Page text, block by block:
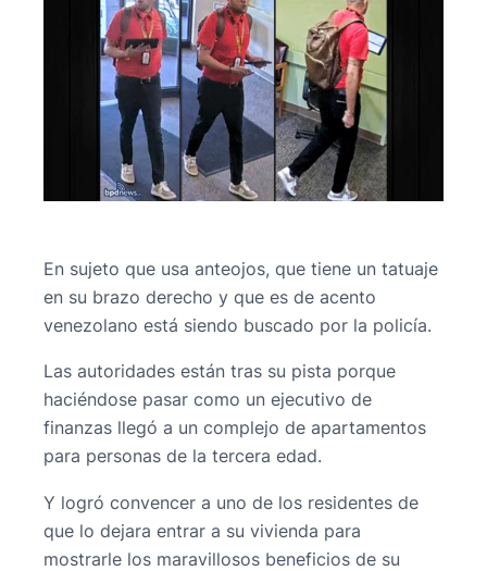
En sujeto que usa anteojos, que tiene un tatuaje
en su brazo derecho y que es de acento
venezolano está siendo buscado por la policía.
Las autoridades están tras su pista porque
haciéndose pasar como un ejecutivo de
finanzas llegó a un complejo de apartamentos
para personas de la tercera edad.
Y logró convencer a uno de los residentes de
que lo dejara entrar a su vivienda para
mostrarle los maravillosos beneficios de su